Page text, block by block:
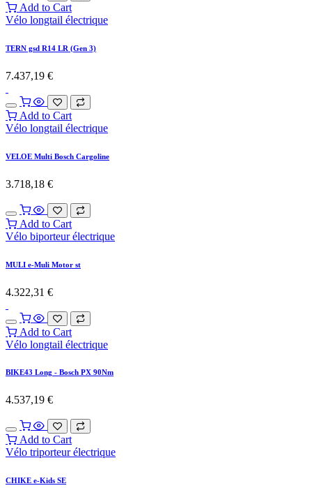
Add to Cart
Vélo longtail électrique
TERN gsd R14 LR (Gen 3)
7.437,19 €
Add to Cart
Vélo longtail électrique
VELOE Multi Bosch Cargoline
3.718,18 €
Add to Cart
Vélo biporteur électrique
MULI e-Muli Motor st
4.322,31 €
Add to Cart
Vélo longtail électrique
BIKE43 Long - Bosch PX 90Nm
4.537,19 €
Add to Cart
Vélo triporteur électrique
CHIKE e-Kids SE